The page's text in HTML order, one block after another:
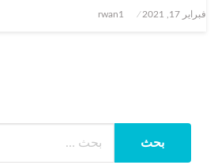
نُشر
فبراير 17, 2021 rwan1